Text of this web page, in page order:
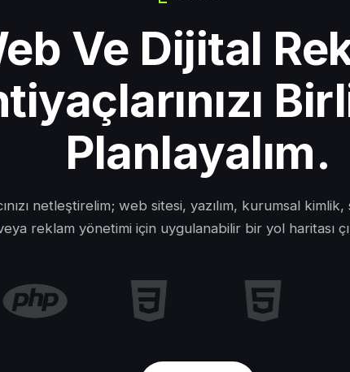
Ve Dijital
Planlayalım.
netleştirelim; web sitesi, yazılım, kurumsal
reklam yönetimi için uygulanabilir bir yol haritası